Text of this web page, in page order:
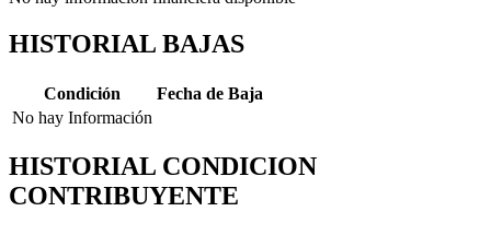
HISTORIAL BAJAS
Condición
Fecha de Baja
No hay Información
HISTORIAL CONDICION
CONTRIBUYENTE